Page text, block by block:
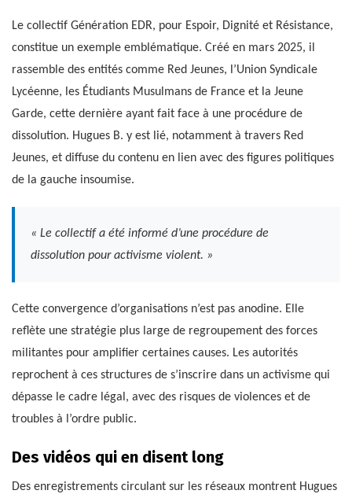
Le collectif Génération EDR, pour Espoir, Dignité et Résistance,
constitue un exemple emblématique. Créé en mars 2025, il
rassemble des entités comme Red Jeunes, l’Union Syndicale
Lycéenne, les Étudiants Musulmans de France et la Jeune
Garde, cette dernière ayant fait face à une procédure de
dissolution. Hugues B. y est lié, notamment à travers Red
Jeunes, et diffuse du contenu en lien avec des figures politiques
de la gauche insoumise.
« Le collectif a été informé d’une procédure de
dissolution pour activisme violent. »
Cette convergence d’organisations n’est pas anodine. Elle
reflète une stratégie plus large de regroupement des forces
militantes pour amplifier certaines causes. Les autorités
reprochent à ces structures de s’inscrire dans un activisme qui
dépasse le cadre légal, avec des risques de violences et de
troubles à l’ordre public.
Des vidéos qui en disent long
Des enregistrements circulant sur les réseaux montrent Hugues